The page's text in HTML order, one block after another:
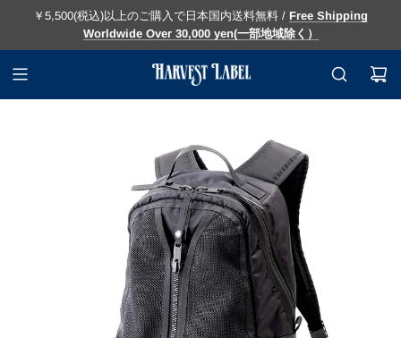
￥5,500(税込)以上のご購入で日本国内送料無料 / Free Shipping
Worldwide Over 30,000 yen(一部地域除く）